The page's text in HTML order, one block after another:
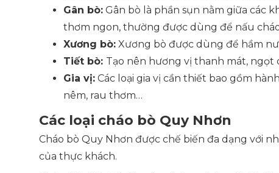
Gân bò: Gân bò là phần sụn nằm giữa các
thơm ngon, thường được dùng để nấu
Xương bò: Xương bò được dùng để hầm
Tiết bò: Tạo nên hương vị thanh mát, ngọt
Gia vị: Các loại gia vị cần thiết bao gồm
nêm, rau thơm…
Các loại cháo bò Quy Nhơn
Cháo bò Quy Nhơn được chế biến đa dạng với
của thực khách.